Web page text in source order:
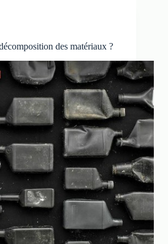
des matériaux ?